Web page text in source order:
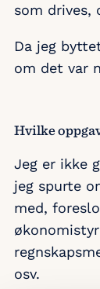
som drives,
Da jeg
om det var
Hvilke
Jeg er ikke
jeg spurte
med,
osv.